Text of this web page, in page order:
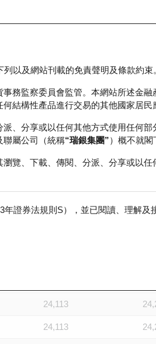
市場統計 瑞銀輪證教室
列以及網站刊載的免責聲明及條款約束
務監察委員會監管。本網站所述金融
結構性產品進行交易的其他國家居民
、分享或以任何其他方式使用任何
聯屬公司（統稱“瑞銀集團”）概不就閣
覽、下載、傳閱、分派、分享或以
證券法規則S），並已閱讀、理解及
24,113
24,113